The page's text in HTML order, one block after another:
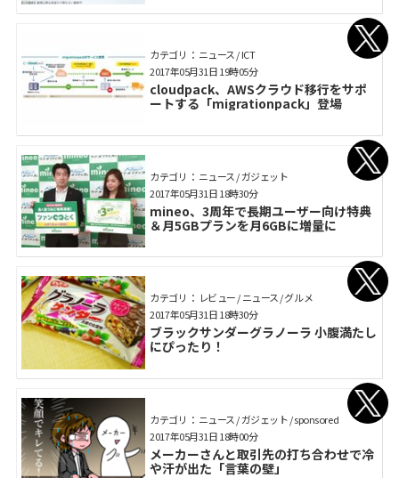
カテゴリ： ニュース / ICT
cloudpack、AWSクラウド移行をサポ
ートする「migrationpack」登場
2017年05月31日 19時05分
カテゴリ： ニュース / ガジェット
mineo、3周年で長期ユーザー向け特典
＆月5GBプランを月6GBに増量に
2017年05月31日 18時30分
カテゴリ： レビュー / ニュース / グルメ
ブラックサンダーグラノーラ 小腹満たし
にぴったり！
2017年05月31日 18時30分
カテゴリ： ニュース / ガジェット / sponsored
メーカーさんと取引先の打ち合わせで冷
や汗が出た「言葉の壁」
2017年05月31日 18時00分